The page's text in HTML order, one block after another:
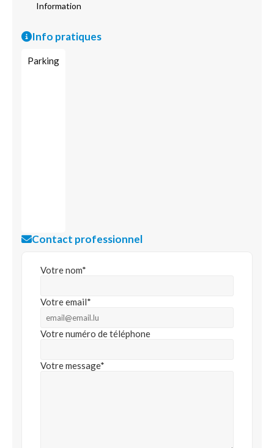
Information
Info pratiques
Parking
Contact professionnel
Votre nom*
Votre email*
Votre numéro de téléphone
Votre message*